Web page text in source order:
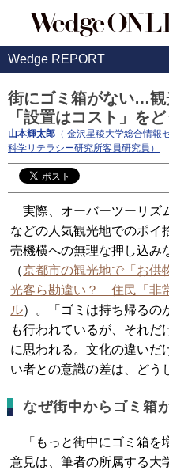
Wedge REPORT
街にゴミ箱がない…観
「設置はコスト」を
山本輝太郎 （ 金沢星稜大学総合情
科学リテラシー研究所客員研究員）
実際、オーバーツーリズ
などの人気観光地でのポイ
売機横への無理な押し込み
（京都市の観光地で「お
光客ら勘違い？ 住民「非
ル）。「ゴミは持ち帰るの
も行われているが、それだ
に思われる。文化の違いだ
い者との意識の差は、どう
なぜ街中からゴミ箱
「もっと街中にゴミ箱を
意見は、筆者の所属する大